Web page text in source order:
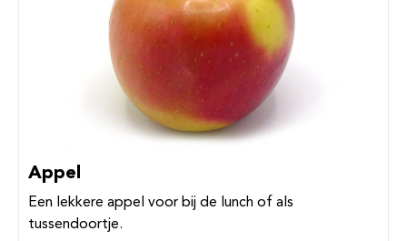
Appel
Een lekkere appel voor bij de lunch of als
tussendoortje.